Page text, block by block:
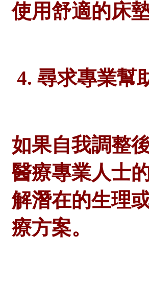
使用舒適的床
4. 尋求專業幫
如果自我調整
醫療專業人士
解潛在的生理
療方案。